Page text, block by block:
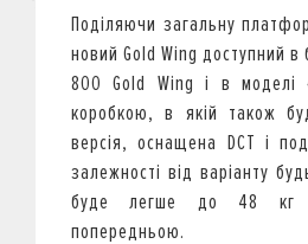
Поділяючи загальну
новий Gold Wing доступний в
800 Gold Wing і в моделі
коробкою, в якій також
версія, оснащена DCT і
залежності від варіанту
буде легше до 48 кг
попередньою.